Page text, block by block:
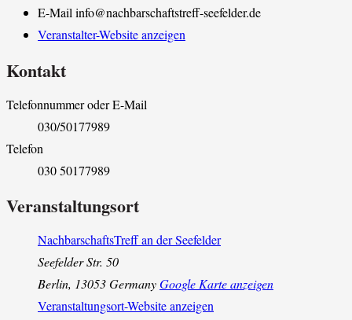
E-Mailinfo@nachbarschaftstreff-seefelder.de
Veranstalter-Website anzeigen
Kontakt
Telefonnummer oder E-Mail
030/50177989
Telefon
030 50177989
Veranstaltungsort
NachbarschaftsTreff an der Seefelder
Seefelder Str. 50
Berlin, 13053GermanyGoogle Karte anzeigen
Veranstaltungsort-Website anzeigen